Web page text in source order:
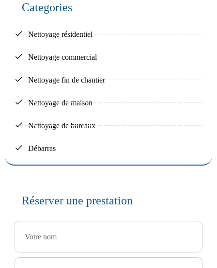
Categories
Nettoyage résidentiel
Nettoyage commercial
Nettoyage fin de chantier
Nettoyage de maison
Nettoyage de bureaux
Débarras
Réserver une prestation